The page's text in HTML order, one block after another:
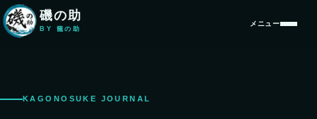
本文へ移動磯の助
BY 籠の助
メニュー
KAGONOSUKE JOURNAL